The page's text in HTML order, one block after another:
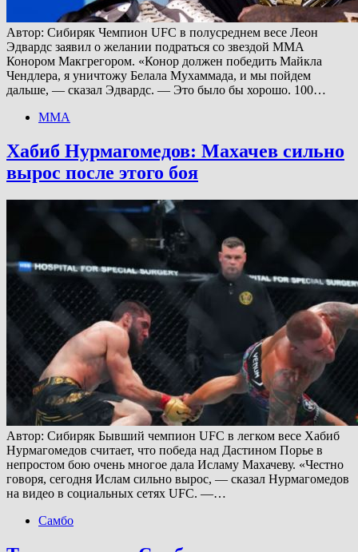
Автор: Сибиряк Чемпион UFC в полусреднем весе Леон
Эдвардс заявил о желании подраться со звездой ММА
Конором Макгрегором. «Конор должен победить Майкла
Чендлера, я уничтожу Белала Мухаммада, и мы пойдем
дальше, — сказал Эдвардс. — Это было бы хорошо. 100…
ММА
Хабиб Нурмагомедов: Махачев сильно
вырос после этого боя
Автор: Сибиряк Бывший чемпион UFC в легком весе Хабиб
Нурмагомедов считает, что победа над Дастином Порье в
непростом бою очень многое дала Исламу Махачеву. «Честно
говоря, сегодня Ислам сильно вырос, — сказал Нурмагомедов
на видео в социальных сетях UFC. —…
Самбо